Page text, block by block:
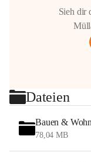
Sieh dir
Dateien
Bauen &
78,04 MB